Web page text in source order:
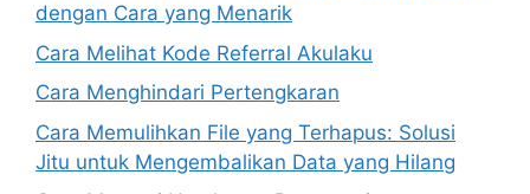
dengan Cara yang Menarik
Cara Melihat Kode Referral Akulaku
Cara Menghindari Pertengkaran
Cara Memulihkan File yang Terhapus: Solusi
Jitu untuk Mengembalikan Data yang Hilang